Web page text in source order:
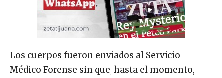
Los cuerpos fueron enviados al Servicio
Médico Forense sin que, hasta el momento,